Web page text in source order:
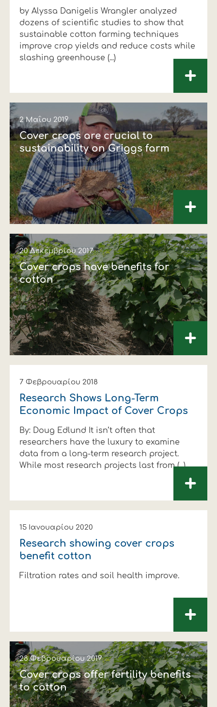
Οικονομικά στοιχεία
Εταιρική δομή
Καινοτομία
Επικοινωνία
Πως θα μας βρείτε
ΑΚΟΛΟΥΘΗΣΤΕ ΜΑΣ
Εξαγωγές
Συνέδρια
Πως θα μας βρείτε
ΑΚΟΛΟΥΘΗΣΤΕ ΜΑΣ
Ευφυής γεωργία
Συμβουλευτική στο χωράφι
Εκκόκκιση για λογαριασμό του
Πως θα μας βρείτε
ΑΚΟΛΟΥΘΗΣΤΕ ΜΑΣ
Αλυσίδα βάμβακος
Πως θα μας βρείτε
ΑΚΟΛΟΥΘΗΣΤΕ ΜΑΣ
Κλωστοϋφαντουργία - Ένδυση
Εταιρικά νέα
Πως θα μας βρείτε
ΑΚΟΛΟΥΘΗΣΤΕ ΜΑΣ
Πως θα μας βρείτε
ΑΚΟΛΟΥΘΗΣΤΕ ΜΑΣ
by Alyssa Danigelis Wrangler analyzed
dozens of scientific studies to show that
sustainable cotton farming techniques
improve crop yields and reduce costs while
slashing greenhouse (...)
+
2 Μαΐου 2019
Cover crops are crucial to
sustainability on Griggs farm
+
20 Δεκεμβρίου 2017
Cover crops have benefits for
cotton
+
7 Φεβρουαρίου 2018
Research Shows Long-Term
Economic Impact of Cover Crops
By: Doug Edlund It isn’t often that
researchers have the luxury to examine
data from a long-term research project.
While most research projects last from (...)
+
15 Ιανουαρίου 2020
Research showing cover crops
benefit cotton
Filtration rates and soil health improve.
+
28 Φεβρουαρίου 2019
Cover crops offer fertility benefits
to cotton